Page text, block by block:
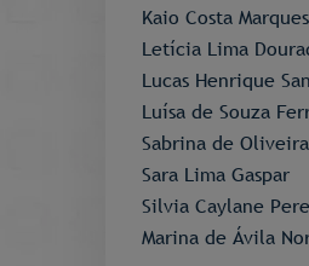
Kaio Costa
Letícia Lima
Lucas Henrique
Luísa de Souza
Sabrina de
Sara Lima Gaspar
Silvia Caylane
Marina de Ávila